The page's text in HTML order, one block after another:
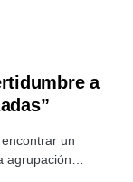
a
un
agrupación…